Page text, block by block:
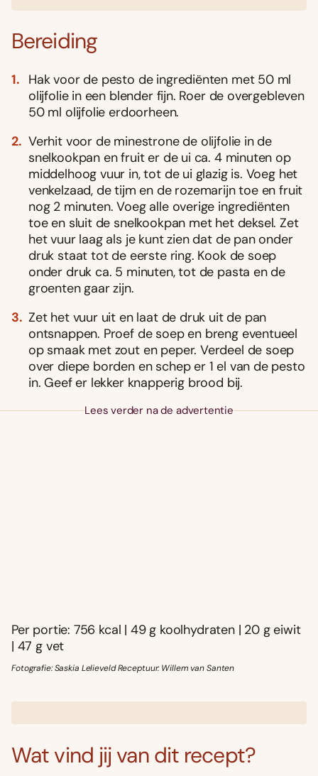
Bereiding
Hak voor de pesto de ingrediënten met 50 ml
olijfolie in een blender fijn. Roer de overgebleven
50 ml olijfolie erdoorheen.
Verhit voor de minestrone de olijfolie in de
snelkookpan en fruit er de ui ca. 4 minuten op
middelhoog vuur in, tot de ui glazig is. Voeg het
venkelzaad, de tijm en de rozemarijn toe en fruit
nog 2 minuten. Voeg alle overige ingrediënten
toe en sluit de snelkookpan met het deksel. Zet
het vuur laag als je kunt zien dat de pan onder
druk staat tot de eerste ring. Kook de soep
onder druk ca. 5 minuten, tot de pasta en de
groenten gaar zijn.
Zet het vuur uit en laat de druk uit de pan
ontsnappen. Proef de soep en breng eventueel
op smaak met zout en peper. Verdeel de soep
over diepe borden en schep er 1 el van de pesto
in. Geef er lekker knapperig brood bij.
Lees verder na de advertentie
Per portie: 756 kcal | 49 g koolhydraten | 20 g eiwit
| 47 g vet
Fotografie: Saskia Lelieveld Receptuur: Willem van Santen
Wat vind jij van dit recept?